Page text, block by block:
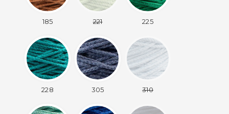
185 221 225
228 305 310